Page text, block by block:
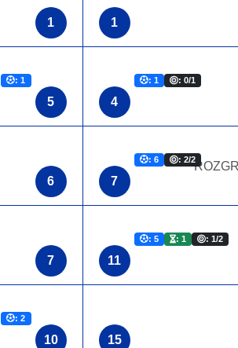
1
: 1
5
6
7
: 2
10
1
4
: 1 : 0/1
7
: 6 : 2/2
11
: 5 : 1 : 1/2
15